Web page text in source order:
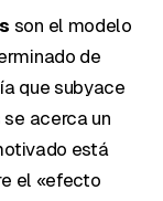
son el modelo
de
que subyace
acerca un
está
el «efecto